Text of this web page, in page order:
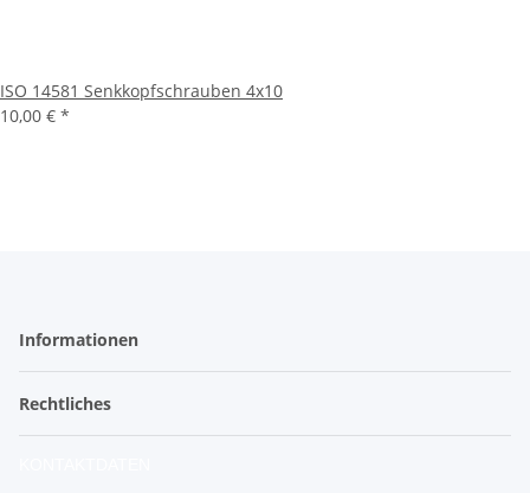
ISO 14581 Senkkopfschrauben 4x10
10,00 € *
Informationen
Rechtliches